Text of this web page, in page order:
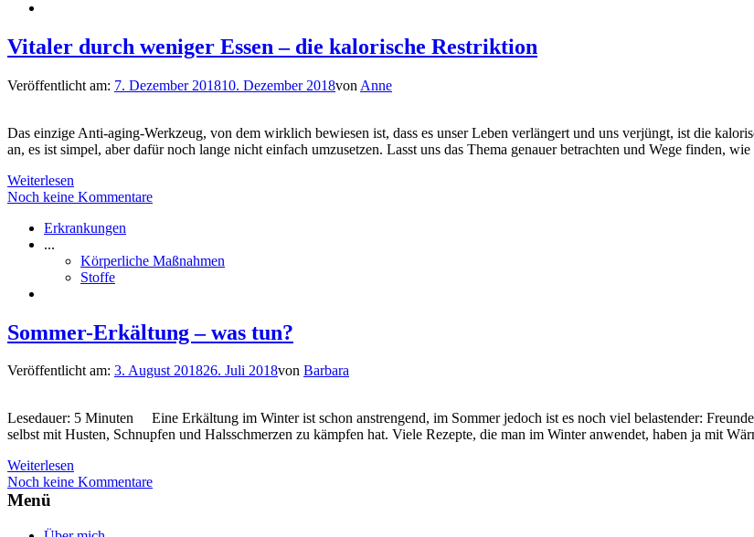
Vitaler durch weniger Essen – die kalorische Restriktion
Veröffentlicht am: 7. Dezember 201810. Dezember 2018von Anne
Das einzige Anti-aging-Werkzeug, von dem wirklich bewiesen ist, dass es unser Leben verlängert und uns verjüngt, ist die
an, es ist simpel, aber dafür noch lange nicht einfach umzusetzen. Lasst uns das Thema genauer betrachten und Wege finden,
Weiterlesen
Noch keine Kommentare
Erkrankungen
...
Körperliche Maßnahmen
Stoffe
Sommer-Erkältung – was tun?
Veröffentlicht am: 3. August 201826. Juli 2018von Barbara
Lesedauer: 5 Minuten Eine Erkältung im Winter ist schon anstrengend, im Sommer jedoch ist es noch viel belastender:
selbst mit Husten, Schnupfen und Halsschmerzen zu kämpfen hat. Viele Rezepte, die man im Winter anwendet, haben ja mit
Weiterlesen
Noch keine Kommentare
Menü